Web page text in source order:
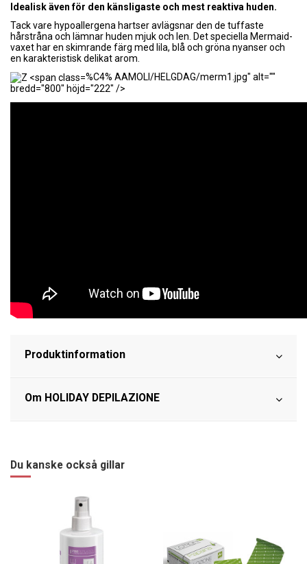
Idealisk även för den känsligaste och mest reaktiva huden.
Tack vare hypoallergena hartser avlägsnar den de tuffaste
hårstråna och lämnar huden mjuk och len. Det speciella Mermaid-
vaxet har en skimrande färg med lila, blå och gröna nyanser och
en karakteristisk delikat arom.
%C4% AAMOLI/HELGDAG/merm1.jpg" alt=""
bredd="800" höjd="222" />
Produktinformation
Om HOLIDAY DEPILAZIONE
Du kanske också gillar